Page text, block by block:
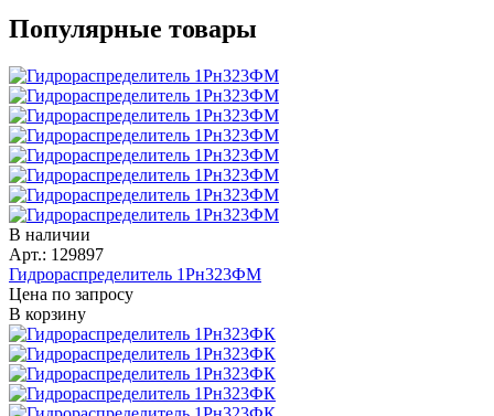
Популярные товары
В наличии
Арт.: 129897
Гидрораспределитель 1Рн323ФМ
Цена по запросу
В корзину